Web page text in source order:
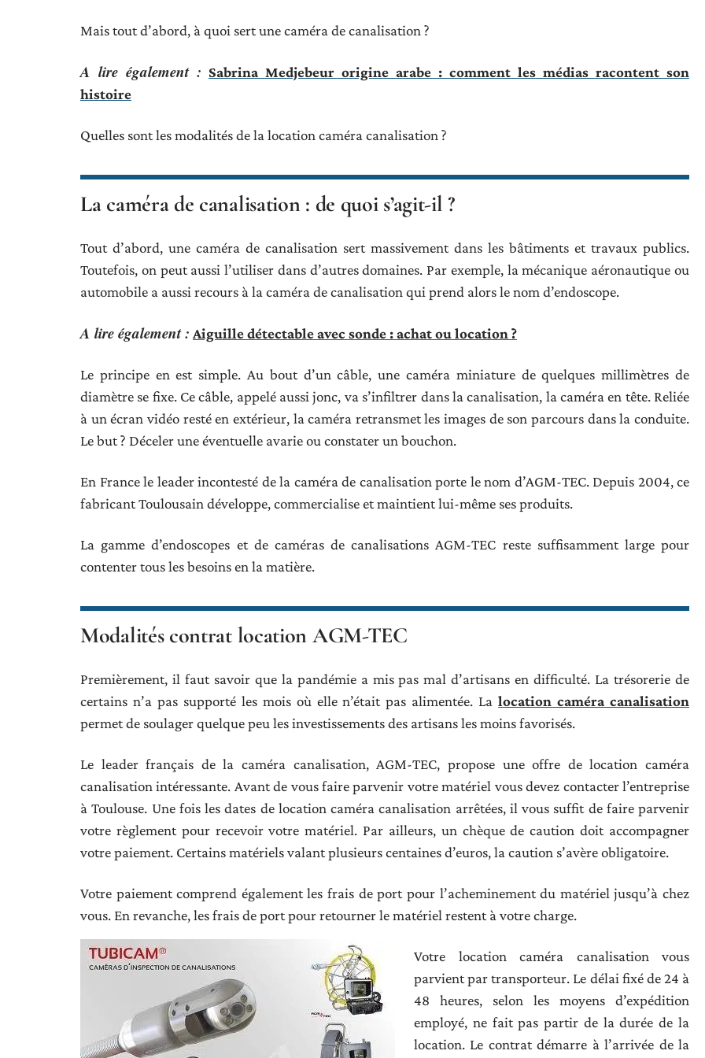
Mais tout d’abord, à quoi sert une caméra de canalisation ?
A lire également : Sabrina Medjebeur origine arabe : comment les médias racontent son
histoire
Quelles sont les modalités de la location caméra canalisation ?
La caméra de canalisation : de quoi s’agit-il ?
Tout d’abord, une caméra de canalisation sert massivement dans les bâtiments et travaux publics.
Toutefois, on peut aussi l’utiliser dans d’autres domaines. Par exemple, la mécanique aéronautique ou
automobile a aussi recours à la caméra de canalisation qui prend alors le nom d’endoscope.
A lire également : Aiguille détectable avec sonde : achat ou location ?
Le principe en est simple. Au bout d’un câble, une caméra miniature de quelques millimètres de
diamètre se fixe. Ce câble, appelé aussi jonc, va s’infiltrer dans la canalisation, la caméra en tête. Reliée
à un écran vidéo resté en extérieur, la caméra retransmet les images de son parcours dans la conduite.
Le but ? Déceler une éventuelle avarie ou constater un bouchon.
En France le leader incontesté de la caméra de canalisation porte le nom d’AGM-TEC. Depuis 2004, ce
fabricant Toulousain développe, commercialise et maintient lui-même ses produits.
La gamme d’endoscopes et de caméras de canalisations AGM-TEC reste suffisamment large pour
contenter tous les besoins en la matière.
Modalités contrat location AGM-TEC
Premièrement, il faut savoir que la pandémie a mis pas mal d’artisans en difficulté. La trésorerie de
certains n’a pas supporté les mois où elle n’était pas alimentée. Lalocation caméra canalisation
permet de soulager quelque peu les investissements des artisans les moins favorisés.
Le leader français de la caméra canalisation, AGM-TEC, propose une offre de location caméra
canalisation intéressante. Avant de vous faire parvenir votre matériel vous devez contacter l’entreprise
à Toulouse. Une fois les dates de location caméra canalisation arrêtées, il vous suffit de faire parvenir
votre règlement pour recevoir votre matériel. Par ailleurs, un chèque de caution doit accompagner
votre paiement. Certains matériels valant plusieurs centaines d’euros, la caution s’avère obligatoire.
Votre paiement comprend également les frais de port pour l’acheminement du matériel jusqu’à chez
vous. En revanche, les frais de port pour retourner le matériel restent à votre charge.
Votre location caméra canalisation vous
parvient par transporteur. Le délai fixé de 24 à
48 heures, selon les moyens d’expédition
employé, ne fait pas partir de la durée de la
location. Le contrat démarre à l’arrivée de la